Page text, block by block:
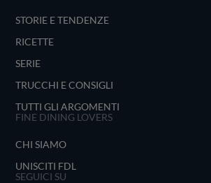
STORIE E TENDENZE
RICETTE
SERIE
TRUCCHI E CONSIGLI
TUTTI GLI ARGOMENTI
FINE DINING LOVERS
CHI SIAMO
UNISCITI FDL
SEGUICI SU